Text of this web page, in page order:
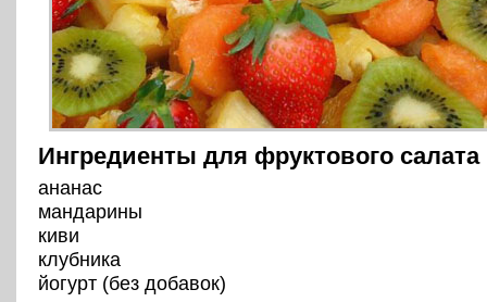
Ингредиенты для фруктового салата
ананас
мандарины
киви
клубника
йогурт (без добавок)